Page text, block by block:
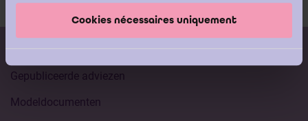
Cookies nécessaires uniquement
Gepubliceerde adviezen
Modeldocumenten